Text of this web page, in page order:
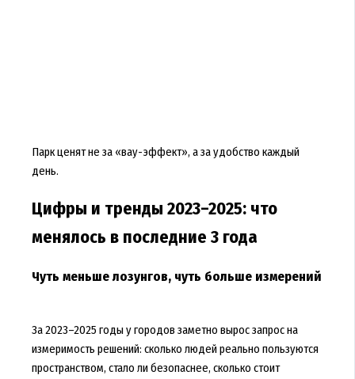
Парк ценят не за «вау-эффект», а за удобство каждый
день.
Цифры и тренды 2023–2025: что
менялось в последние 3 года
Чуть меньше лозунгов, чуть больше измерений
За 2023–2025 годы у городов заметно вырос запрос на
измеримость решений: сколько людей реально пользуются
пространством, стало ли безопаснее, сколько стоит